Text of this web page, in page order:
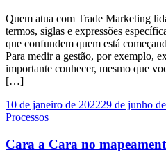
Quem atua com Trade Marketing
termos, siglas e expressões
que confundem quem está
Para medir a gestão, por exemplo,
importante conhecer, mesmo que
[…]
10 de janeiro de 202229 de junho
Processos
Cara a Cara no